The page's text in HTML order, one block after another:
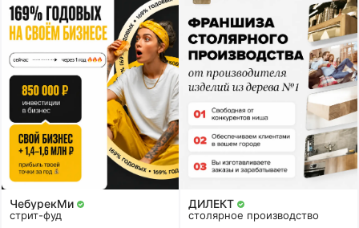
ЧебурекМи
стрит-фуд
ДИЛЕКТ
столярное производство